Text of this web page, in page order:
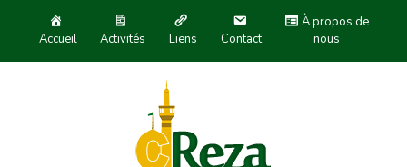
Accueil Activités Liens Contact
À propos de
nous